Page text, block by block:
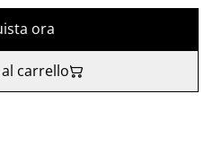
ora
carrello